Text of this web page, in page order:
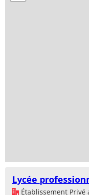
Lycée
Établissement